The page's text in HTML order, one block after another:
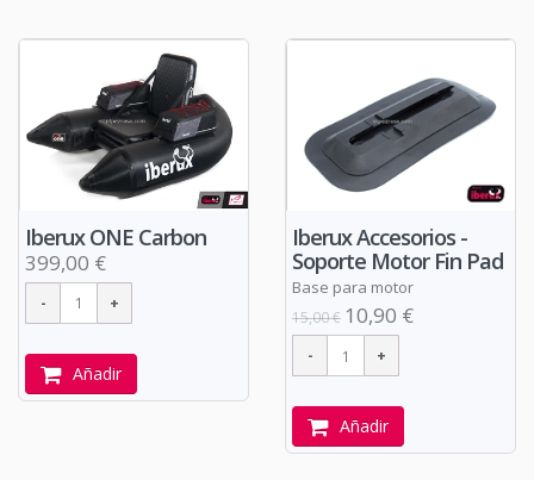
Iberux ONE Carbon
399,00 €
Añadir
Iberux Accesorios -
Soporte Motor Fin Pad
Base para motor
15,00 € 10,90 €
Añadir